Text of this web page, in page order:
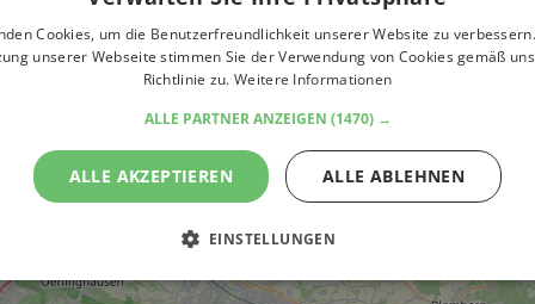
Cookies, um die Benutzerfreundlichkeit unserer Website zu
unserer Webseite stimmen Sie der Verwendung von Cookies gemäß
Richtlinie zu.Weitere Informationen
ALLE PARTNER ANZEIGEN (1470) →
ALLE AKZEPTIEREN ALLE ABLEHNEN
EINSTELLUNGEN